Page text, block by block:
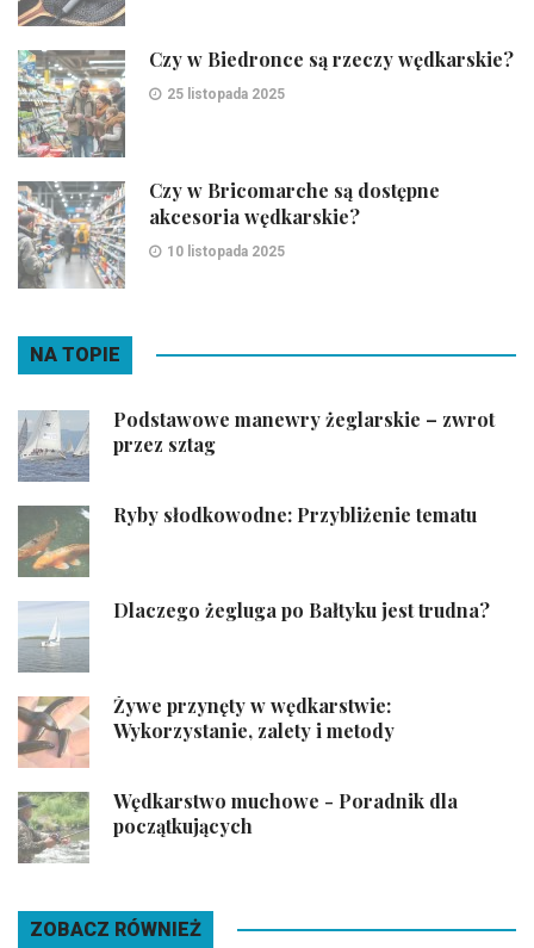
Czy w Biedronce są rzeczy wędkarskie?
25 listopada 2025
Czy w Bricomarche są dostępne
akcesoria wędkarskie?
10 listopada 2025
NA TOPIE
Podstawowe manewry żeglarskie – zwrot
przez sztag
Ryby słodkowodne: Przybliżenie tematu
Dlaczego żegluga po Bałtyku jest trudna?
Żywe przynęty w wędkarstwie:
Wykorzystanie, zalety i metody
Wędkarstwo muchowe - Poradnik dla
początkujących
ZOBACZ RÓWNIEŻ